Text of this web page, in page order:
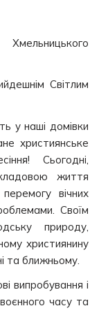
Хмельницького
Світлим
у наші домівки
християнське
Сьогодні,
життя
вічних
Своїм
природу,
християнину
та ближньому.
випробування і
часу та